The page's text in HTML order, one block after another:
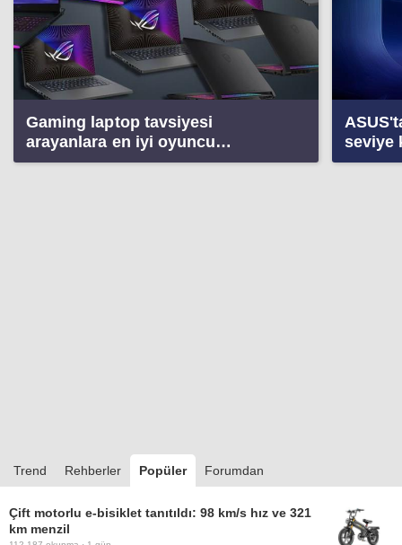
Gaming laptop tavsiyesi
arayanlara en iyi oyuncu
bilgisayarları (2026)
seviye
79
Trend Rehberler Popüler Forumdan
Çift motorlu e-bisiklet tanıtıldı: 98 km/s hız ve 321
km menzil